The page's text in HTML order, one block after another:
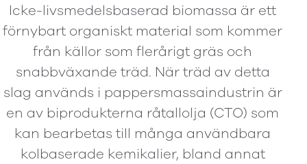
Icke-livsmedelsbaserad biomassa är ett
förnybart organiskt material som kommer
från källor som flerårigt gräs och
snabbväxande träd. När träd av detta
slag används i pappersmassaindustrin är
en av biprodukterna råtallolja (CTO) som
kan bearbetas till många användbara
kolbaserade kemikalier, bland annat